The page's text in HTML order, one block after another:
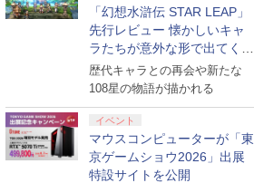
「幻想水滸伝 STAR LEAP」
先行レビュー 懐かしいキャ
ラたちが意外な形で出てくる
シリーズ完全新作！
歴代キャラとの再会や新たな
108星の物語が描かれる
イベント
マウスコンピューターが「東
京ゲームショウ2026」出展
特設サイトを公開